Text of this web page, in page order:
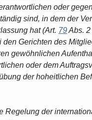
oder
sind, in dem der
hat (Art. 79Abs.
Gerichten des
gewöhnlichen
oder dem
der hoheitlichen
Regelung der